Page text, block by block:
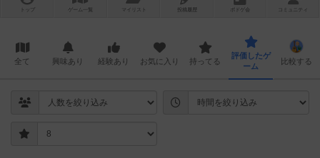
トップ ゲーム一覧 マイリスト 投稿履歴 ボ ドゲ コミュニティ
全て 興味あり 経験あり お気に入り 持ってる
評価したゲ
ーム
比較する